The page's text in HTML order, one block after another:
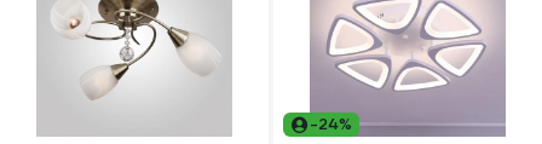
-24%